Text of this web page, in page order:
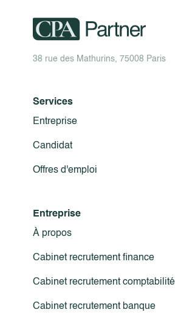
38 rue des Mathurins, 75008 Paris
Services
Entreprise
Candidat
Offres d'emploi
Entreprise
À propos
Cabinet recrutement finance
Cabinet recrutement comptabilité
Cabinet recrutement banque